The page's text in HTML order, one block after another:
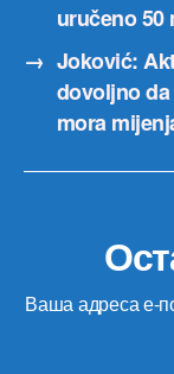
uručeno 50
→ Joković:
dovoljno
mora
Ваша адреса е-